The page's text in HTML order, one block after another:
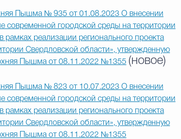
Пышма № 935 от 01.08.2023 О внесении
городской среды на территории
реализации регионального проекта
Свердловской области», утвержденную
Пышма от 08.11.2022 №1355 (новое)
Пышма № 823 от 10.07.2023 О внесении
городской среды на территории
реализации регионального проекта
Свердловской области», утвержденную
Пышма от 08.11.2022 №1355